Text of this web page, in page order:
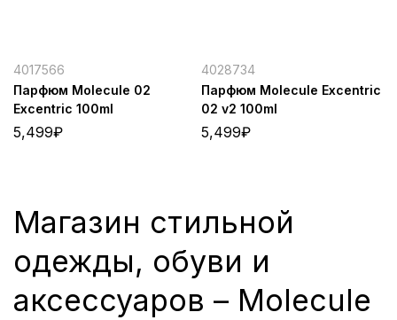
4017566
Парфюм Molecule 02
Excentric 100ml
5,499₽
4028734
Парфюм Molecule Excentric
02 v2 100ml
5,499₽
Магазин стильной
одежды, обуви и
аксессуаров – Molecule